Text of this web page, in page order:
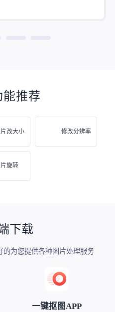
推荐
改大小 修改分辨率
旋转
下载
的为您提供各种图片处理服务
一键抠图APP